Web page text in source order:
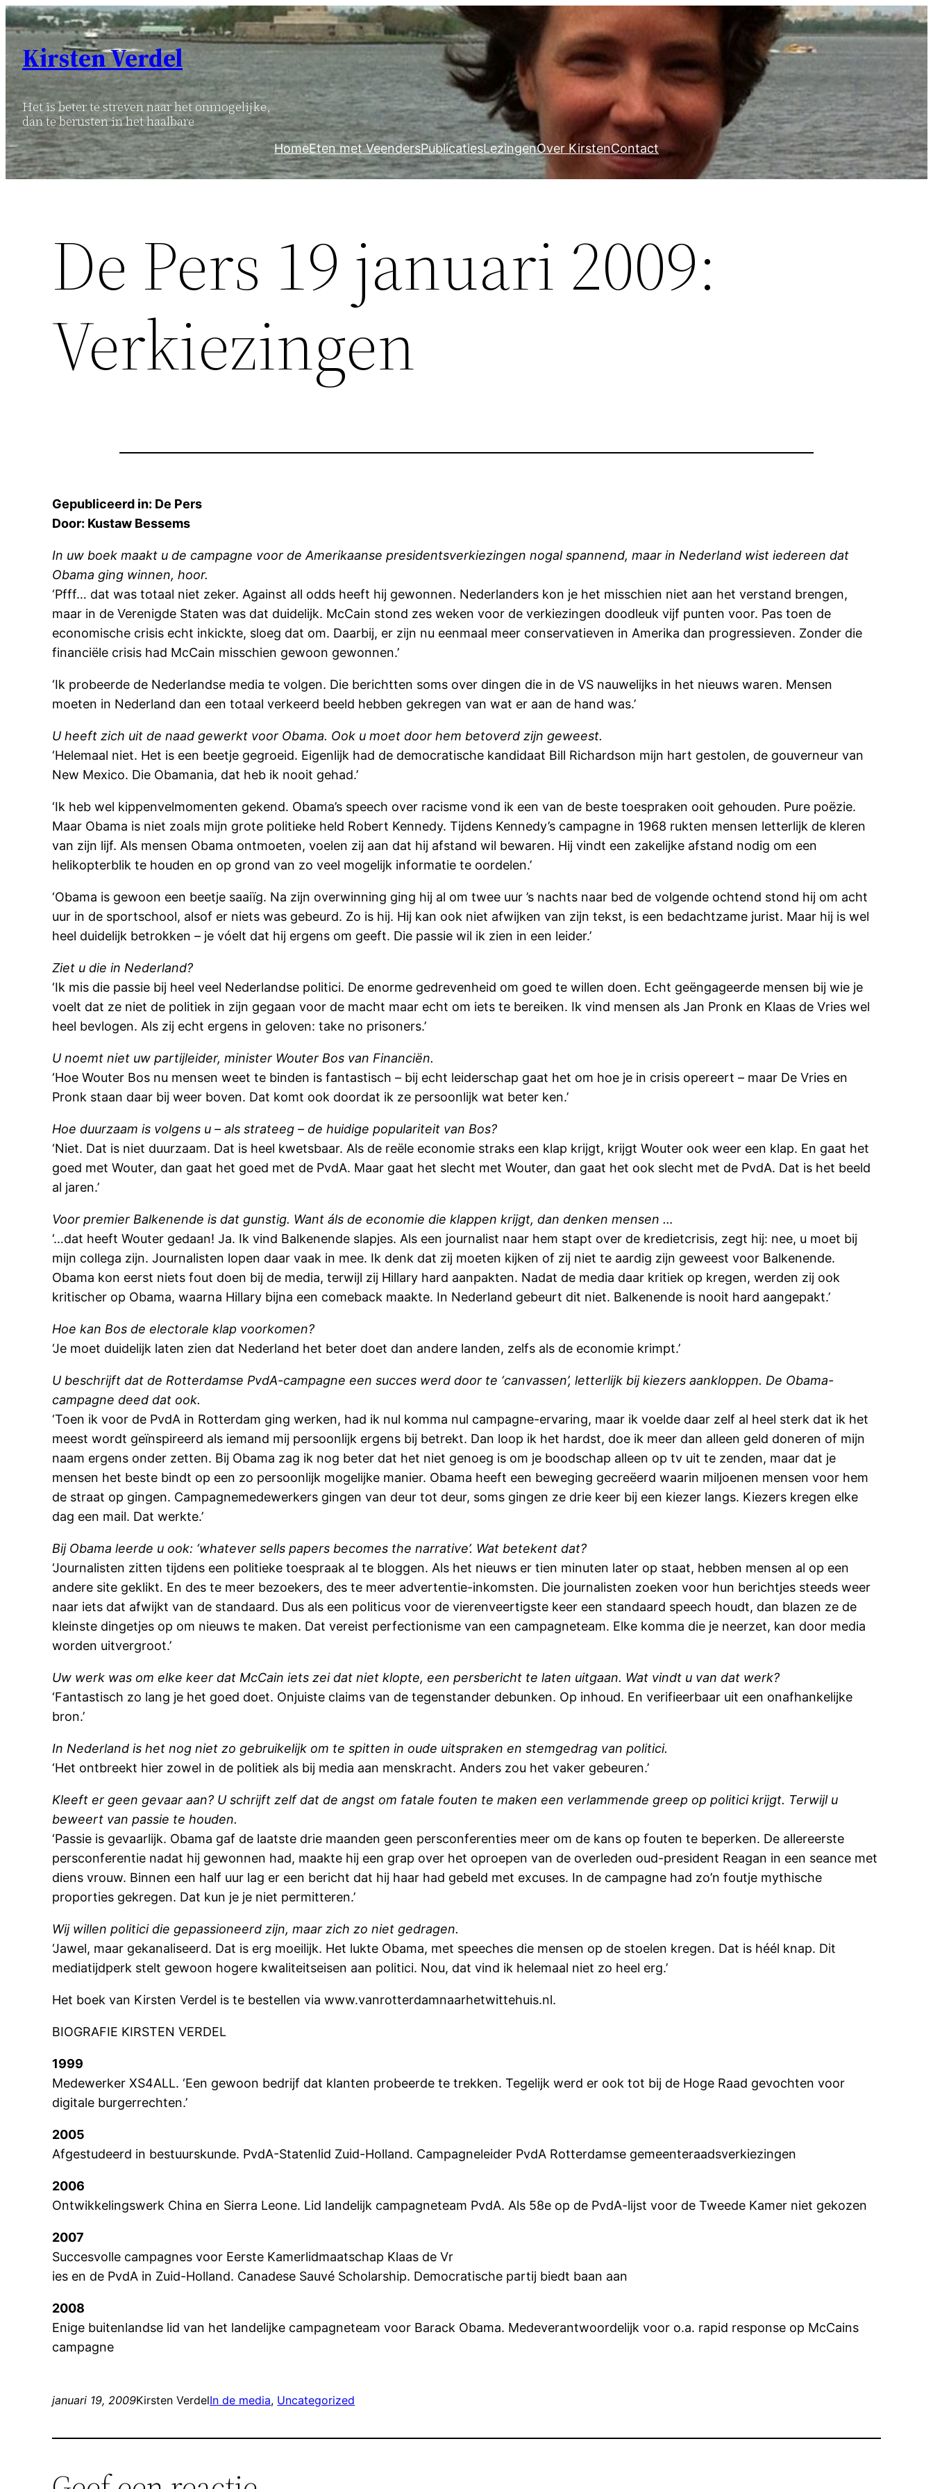
Ga
naar
inhoud
Kirsten Verdel
Het is beter te streven naar het onmogelijke,
dan te berusten in het haalbare
HomeEten met VeendersPublicatiesLezingenOver KirstenContact
De Pers 19 januari 2009:
Verkiezingen
Gepubliceerd in: De Pers
Door: Kustaw Bessems
In uw boek maakt u de campagne voor de Amerikaanse presidentsverkiezingen nogal spannend, maar in Nederland wist iedereen dat
Obama ging winnen, hoor.
‘Pfff… dat was totaal niet zeker. Against all odds heeft hij gewonnen. Nederlanders kon je het misschien niet aan het verstand brengen,
maar in de Verenigde Staten was dat duidelijk. McCain stond zes weken voor de verkiezingen doodleuk vijf punten voor. Pas toen de
economische crisis echt inkickte, sloeg dat om. Daarbij, er zijn nu eenmaal meer conservatieven in Amerika dan progressieven. Zonder die
financiële crisis had McCain misschien gewoon gewonnen.’
‘Ik probeerde de Nederlandse media te volgen. Die berichtten soms over dingen die in de VS nauwelijks in het nieuws waren. Mensen
moeten in Nederland dan een totaal verkeerd beeld hebben gekregen van wat er aan de hand was.’
U heeft zich uit de naad gewerkt voor Obama. Ook u moet door hem betoverd zijn geweest.
‘Helemaal niet. Het is een beetje gegroeid. Eigenlijk had de democratische kandidaat Bill Richardson mijn hart gestolen, de gouverneur van
New Mexico. Die Obamania, dat heb ik nooit gehad.’
‘Ik heb wel kippenvelmomenten gekend. Obama’s speech over racisme vond ik een van de beste toespraken ooit gehouden. Pure poëzie.
Maar Obama is niet zoals mijn grote politieke held Robert Kennedy. Tijdens Kennedy’s campagne in 1968 rukten mensen letterlijk de kleren
van zijn lijf. Als mensen Obama ontmoeten, voelen zij aan dat hij afstand wil bewaren. Hij vindt een zakelijke afstand nodig om een
helikopterblik te houden en op grond van zo veel mogelijk informatie te oordelen.’
‘Obama is gewoon een beetje saaiïg. Na zijn overwinning ging hij al om twee uur ’s nachts naar bed de volgende ochtend stond hij om acht
uur in de sportschool, alsof er niets was gebeurd. Zo is hij. Hij kan ook niet afwijken van zijn tekst, is een bedachtzame jurist. Maar hij is wel
heel duidelijk betrokken – je vóelt dat hij ergens om geeft. Die passie wil ik zien in een leider.’
Ziet u die in Nederland?
‘Ik mis die passie bij heel veel Nederlandse politici. De enorme gedrevenheid om goed te willen doen. Echt geëngageerde mensen bij wie je
voelt dat ze niet de politiek in zijn gegaan voor de macht maar echt om iets te bereiken. Ik vind mensen als Jan Pronk en Klaas de Vries wel
heel bevlogen. Als zij echt ergens in geloven: take no prisoners.’
U noemt niet uw partijleider, minister Wouter Bos van Financiën.
‘Hoe Wouter Bos nu mensen weet te binden is fantastisch – bij echt leiderschap gaat het om hoe je in crisis opereert – maar De Vries en
Pronk staan daar bij weer boven. Dat komt ook doordat ik ze persoonlijk wat beter ken.’
Hoe duurzaam is volgens u – als strateeg – de huidige populariteit van Bos?
‘Niet. Dat is niet duurzaam. Dat is heel kwetsbaar. Als de reële economie straks een klap krijgt, krijgt Wouter ook weer een klap. En gaat het
goed met Wouter, dan gaat het goed met de PvdA. Maar gaat het slecht met Wouter, dan gaat het ook slecht met de PvdA. Dat is het beeld
al jaren.’
Voor premier Balkenende is dat gunstig. Want áls de economie die klappen krijgt, dan denken mensen …
‘…dat heeft Wouter gedaan! Ja. Ik vind Balkenende slapjes. Als een journalist naar hem stapt over de kredietcrisis, zegt hij: nee, u moet bij
mijn collega zijn. Journalisten lopen daar vaak in mee. Ik denk dat zij moeten kijken of zij niet te aardig zijn geweest voor Balkenende.
Obama kon eerst niets fout doen bij de media, terwijl zij Hillary hard aanpakten. Nadat de media daar kritiek op kregen, werden zij ook
kritischer op Obama, waarna Hillary bijna een comeback maakte. In Nederland gebeurt dit niet. Balkenende is nooit hard aangepakt.’
Hoe kan Bos de electorale klap voorkomen?
‘Je moet duidelijk laten zien dat Nederland het beter doet dan andere landen, zelfs als de economie krimpt.’
U beschrijft dat de Rotterdamse PvdA-campagne een succes werd door te ‘canvassen’, letterlijk bij kiezers aankloppen. De Obama-
campagne deed dat ook.
‘Toen ik voor de PvdA in Rotterdam ging werken, had ik nul komma nul campagne-ervaring, maar ik voelde daar zelf al heel sterk dat ik het
meest wordt geïnspireerd als iemand mij persoonlijk ergens bij betrekt. Dan loop ik het hardst, doe ik meer dan alleen geld doneren of mijn
naam ergens onder zetten. Bij Obama zag ik nog beter dat het niet genoeg is om je boodschap alleen op tv uit te zenden, maar dat je
mensen het beste bindt op een zo persoonlijk mogelijke manier. Obama heeft een beweging gecreëerd waarin miljoenen mensen voor hem
de straat op gingen. Campagnemedewerkers gingen van deur tot deur, soms gingen ze drie keer bij een kiezer langs. Kiezers kregen elke
dag een mail. Dat werkte.’
Bij Obama leerde u ook: ‘whatever sells papers becomes the narrative’. Wat betekent dat?
‘Journalisten zitten tijdens een politieke toespraak al te bloggen. Als het nieuws er tien minuten later op staat, hebben mensen al op een
andere site geklikt. En des te meer bezoekers, des te meer advertentie-inkomsten. Die journalisten zoeken voor hun berichtjes steeds weer
naar iets dat afwijkt van de standaard. Dus als een politicus voor de vierenveertigste keer een standaard speech houdt, dan blazen ze de
kleinste dingetjes op om nieuws te maken. Dat vereist perfectionisme van een campagneteam. Elke komma die je neerzet, kan door media
worden uitvergroot.’
Uw werk was om elke keer dat McCain iets zei dat niet klopte, een persbericht te laten uitgaan. Wat vindt u van dat werk?
‘Fantastisch zo lang je het goed doet. Onjuiste claims van de tegenstander debunken. Op inhoud. En verifieerbaar uit een onafhankelijke
bron.’
In Nederland is het nog niet zo gebruikelijk om te spitten in oude uitspraken en stemgedrag van politici.
‘Het ontbreekt hier zowel in de politiek als bij media aan menskracht. Anders zou het vaker gebeuren.’
Kleeft er geen gevaar aan? U schrijft zelf dat de angst om fatale fouten te maken een verlammende greep op politici krijgt. Terwijl u
beweert van passie te houden.
‘Passie is gevaarlijk. Obama gaf de laatste drie maanden geen persconferenties meer om de kans op fouten te beperken. De allereerste
persconferentie nadat hij gewonnen had, maakte hij een grap over het oproepen van de overleden oud-president Reagan in een seance met
diens vrouw. Binnen een half uur lag er een bericht dat hij haar had gebeld met excuses. In de campagne had zo’n foutje mythische
proporties gekregen. Dat kun je je niet permitteren.’
Wij willen politici die gepassioneerd zijn, maar zich zo niet gedragen.
‘Jawel, maar gekanaliseerd. Dat is erg moeilijk. Het lukte Obama, met speeches die mensen op de stoelen kregen. Dat is héél knap. Dit
mediatijdperk stelt gewoon hogere kwaliteitseisen aan politici. Nou, dat vind ik helemaal niet zo heel erg.’
Het boek van Kirsten Verdel is te bestellen viawww.vanrotterdamnaarhetwittehuis.nl.
BIOGRAFIE KIRSTEN VERDEL
1999
Medewerker XS4ALL. ‘Een gewoon bedrijf dat klanten probeerde te trekken. Tegelijk werd er ook tot bij de Hoge Raad gevochten voor
digitale burgerrechten.’
2005
Afgestudeerd in bestuurskunde. PvdA-Statenlid Zuid-Holland. Campagneleider PvdA Rotterdamse gemeenteraadsverkiezingen
2006
Ontwikkelingswerk China en Sierra Leone. Lid landelijk campagneteam PvdA. Als 58e op de PvdA-lijst voor de Tweede Kamer niet gekozen
2007
Succesvolle campagnes voor Eerste Kamerlidmaatschap Klaas de Vr
ies en de PvdA in Zuid-Holland. Canadese Sauvé Scholarship. Democratische partij biedt baan aan
2008
Enige buitenlandse lid van het landelijke campagneteam voor Barack Obama. Medeverantwoordelijk voor o.a. rapid response op McCains
campagne
januari 19, 2009Kirsten VerdelIn de media, Uncategorized